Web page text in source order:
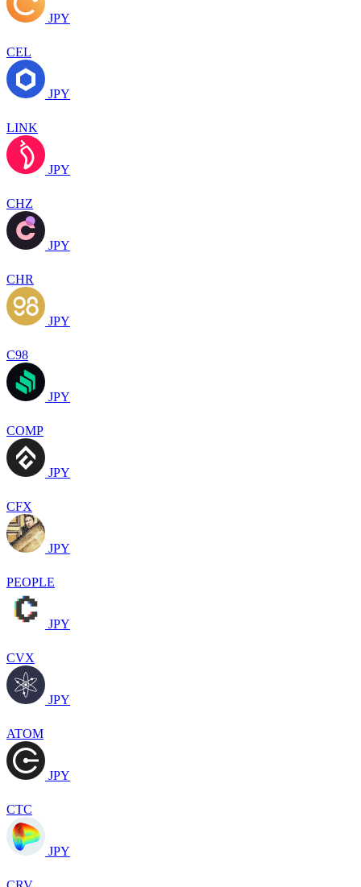
JPY
CEL
JPY
LINK
JPY
CHZ
JPY
CHR
JPY
C98
JPY
COMP
JPY
CFX
JPY
PEOPLE
JPY
CVX
JPY
ATOM
JPY
CTC
JPY